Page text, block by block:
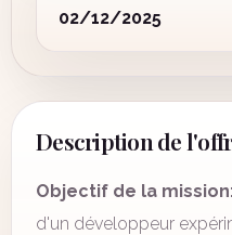
02/12/2025
Description de
Objectif de la
d'un développeur